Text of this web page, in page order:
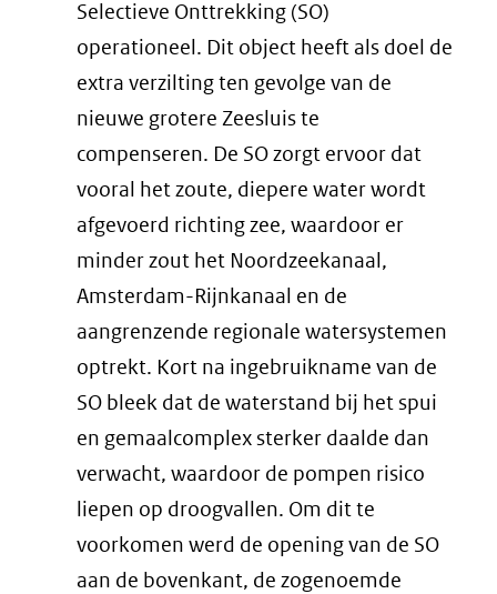
Selectieve Onttrekking (SO)
operationeel. Dit object heeft als doel de
extra verzilting ten gevolge van de
nieuwe grotere Zeesluis te
compenseren. De SO zorgt ervoor dat
vooral het zoute, diepere water wordt
afgevoerd richting zee, waardoor er
minder zout het Noordzeekanaal,
Amsterdam-Rijnkanaal en de
aangrenzende regionale watersystemen
optrekt. Kort na ingebruikname van de
SO bleek dat de waterstand bij het spui
en gemaalcomplex sterker daalde dan
verwacht, waardoor de pompen risico
liepen op droogvallen. Om dit te
voorkomen werd de opening van de SO
aan de bovenkant, de zogenoemde